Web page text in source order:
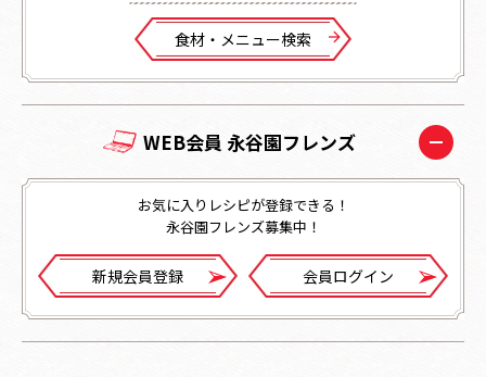
⾷材・メニュー検索
WEB会員 永谷園フレンズ
お気に入りレシピが登録できる！
永谷園フレンズ募集中！
新規会員登録 会員ログイン